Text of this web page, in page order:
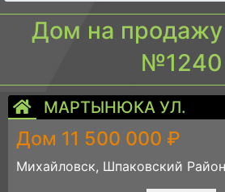
Дом на
№1240
МАРТЫНЮКА УЛ.
Дом 11 500 000 ₽
Михайловск, Шпаковский